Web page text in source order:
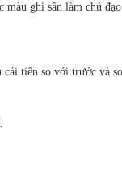
màu ghi sần làm chủ
cải tiến so với trước và